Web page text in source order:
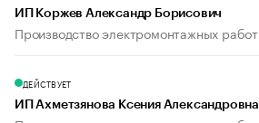
ИП Коржев Александр Борисович
Производство электромонтажных работ
ДЕЙСТВУЕТ
ИП Ахметзянова Ксения Александровна